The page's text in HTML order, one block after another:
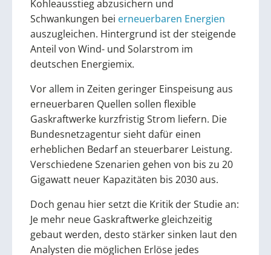
Kohleausstieg abzusichern und
Schwankungen bei erneuerbaren Energien
auszugleichen. Hintergrund ist der steigende
Anteil von Wind- und Solarstrom im
deutschen Energiemix.
Vor allem in Zeiten geringer Einspeisung aus
erneuerbaren Quellen sollen flexible
Gaskraftwerke kurzfristig Strom liefern. Die
Bundesnetzagentur sieht dafür einen
erheblichen Bedarf an steuerbarer Leistung.
Verschiedene Szenarien gehen von bis zu 20
Gigawatt neuer Kapazitäten bis 2030 aus.
Doch genau hier setzt die Kritik der Studie an:
Je mehr neue Gaskraftwerke gleichzeitig
gebaut werden, desto stärker sinken laut den
Analysten die möglichen Erlöse jedes